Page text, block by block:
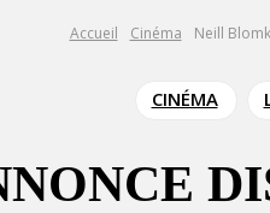
Accueil Cinéma Neill
CINÉMA